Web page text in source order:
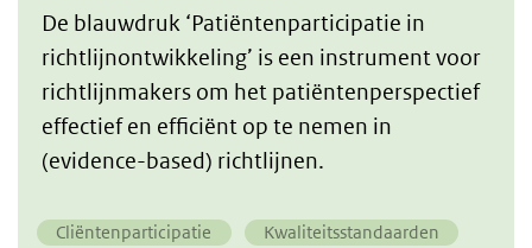
De blauwdruk ‘Patiëntenparticipatie in
richtlijnontwikkeling’ is een instrument voor
richtlijnmakers om het patiëntenperspectief
effectief en efficiënt op te nemen in
(evidence-based) richtlijnen.
Cliëntenparticipatie Kwaliteitsstandaarden